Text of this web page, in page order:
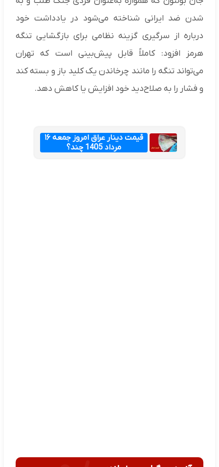
شدن ضد ایرانی شناخته می‌شود در یادداشت خود
درباره از سرگیری گزینه نظامی برای بازگشایی تنگه
هرمز افزود: کاملاً قابل پیش‌بینی است که تهران
می‌تواند تنگه را مانند چرخاندن یک کلید باز و بسته کند
و فشار را به صلاح‌دید خود افزایش یا کاهش دهد.
قیمت دینار عراق امروز جمعه ۱۶
مرداد 1405 چند؟